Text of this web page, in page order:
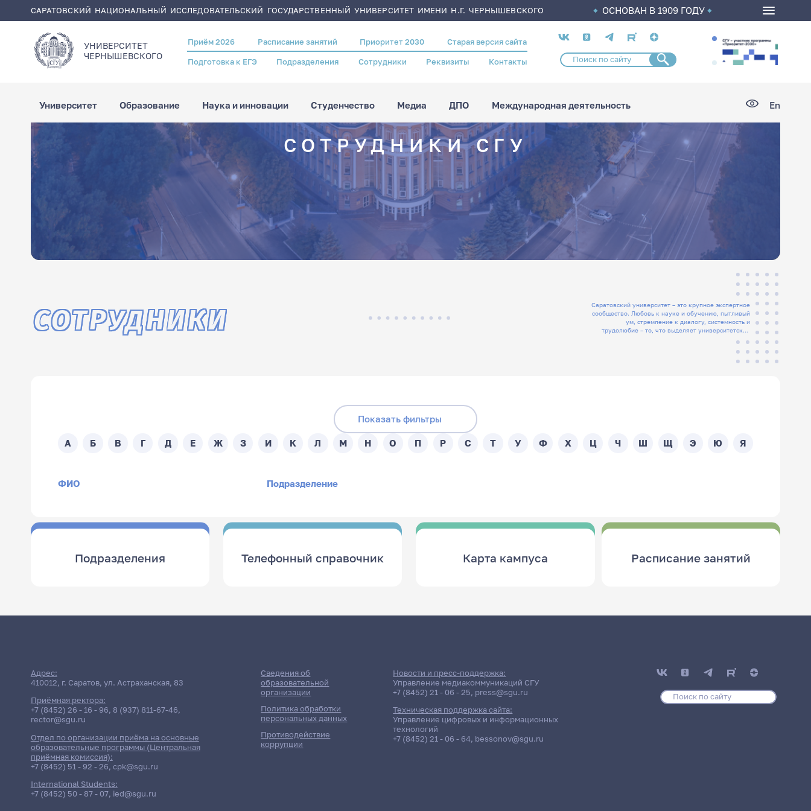
к
САРАТОВСКИЙ НАЦИОНАЛЬНЫЙ ИССЛЕДОВАТЕЛЬСКИЙ ГОСУДАРСТВЕННЫЙ УНИВЕРСИТЕТ ИМЕНИ Н.Г. ЧЕРНЫШЕВСКОГО ОСНОВАН В 1909 ГОДУ
УНИВЕРСИТЕТ
ЧЕРНЫШЕВСКОГO
Header
menu
Приём 2026 Расписание занятий Приоритет 2030 Старая версия сайта
Подготовка к ЕГЭ Подразделения Сотрудники Реквизиты Контакты
Социальные
сети
Университет Образование Наука и инновации Студенчество Медиа ДПО Международная деятельность En
Строка
навигации
Главная Сотрудники
СОТРУДНИКИ СГУ
Саратовский университет – это крупное экспертное
сообщество. Любовь к науке и обучению, пытливый
ум, стремление к диалогу, системность и
трудолюбие – то, что выделяет университетских
СОТРУДНИКИ
Показать фильтры
Поиск по подразделениям:
- Любой -
А Б В Г Д Е Ж З И К Л М Н О П Р С Т У Ф Х Ц Ч Ш Щ Э Ю Я
ФИО Подразделение
Подразделения Телефонный справочник Карта кампуса Расписание занятий
Адрес:
410012, г. Саратов, ул. Астраханская, 83
Приёмная ректора:
+7 (8452) 26 - 16 - 96, 8 (937) 811-67-46,
rector@sgu.ru
Отдел по организации приёма на основные
образовательные программы (Центральная
приёмная комиссия):
+7 (8452) 51 - 92 - 26, cpk@sgu.ru
International Students:
+7 (8452) 50 - 87 - 07, ied@sgu.ru
Сведения об
образовательной
организации
Политика обработки
персональных данных
Противодействие
коррупции
Новости и пресс-поддержка:
Управление медиакоммуникаций СГУ
+7 (8452) 21 - 06 - 25, press@sgu.ru
Техническая поддержка сайта:
Управление цифровых и информационных
технологий
+7 (8452) 21 - 06 - 64, bessonov@sgu.ru